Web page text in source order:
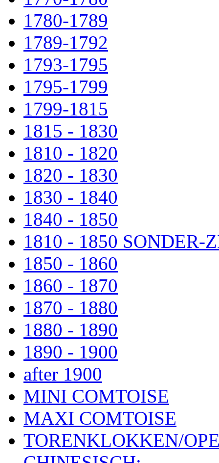
1780-1789
1789-1792
1793-1795
1795-1799
1799-1815
1815 - 1830
1810 - 1820
1820 - 1830
1830 - 1840
1840 - 1850
1810 - 1850 SONDER-
1850 - 1860
1860 - 1870
1870 - 1880
1880 - 1890
1890 - 1900
after 1900
MINI COMTOISE
MAXI COMTOISE
TORENKLOKKEN/